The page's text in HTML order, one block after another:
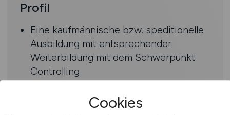
Profil
Eine kaufmännische bzw. speditionelle
Ausbildung mit entsprechender
Weiterbildung mit dem Schwerpunkt
Controlling
Berufs-/ Projekterfahrung in dem
LogistikumfeldCookies